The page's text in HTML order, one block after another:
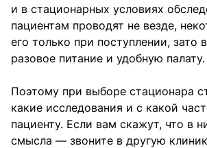
и в стационарных условиях
пациентам проводят не везде,
его только при поступлении, зато
разовое питание и удобную палату.
Поэтому при выборе стационара
какие исследования и с какой
пациенту. Если вам скажут, что в
смысла — звоните в другую